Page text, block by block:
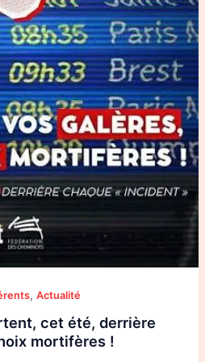
, Actualité
cet été, derrière
mortifères !